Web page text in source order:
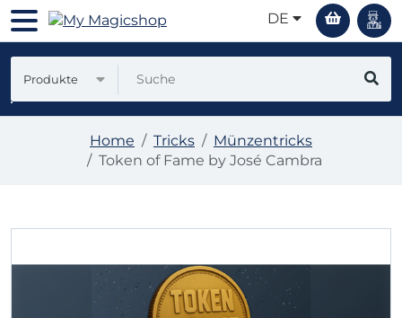
DE
Produkte
Home Tricks
Münzentricks
Token of Fame by José Cambra